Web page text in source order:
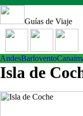
Guías de Viaje
AndesBarlovento
Isla de